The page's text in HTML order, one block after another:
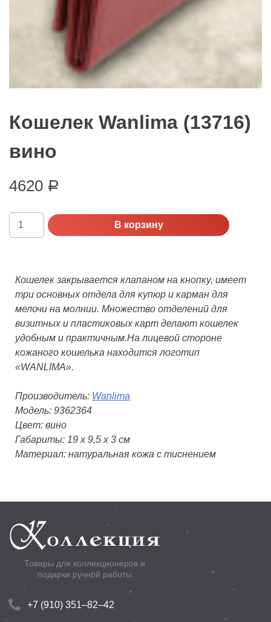
Кошелек Wanlima (13716)
вино
4620 Р
Количество
Кошелек
вино
В корзину
Кошелек закрывается клапаном на кнопку, имеет
три основных отдела для купюр и карман для
мелочи на молнии. Множество отделений для
визитных и пластиковых карт делают кошелек
удобным и практичным.На лицевой стороне
кожаного кошелька находится логотип
«WANLIMA».
Производитель: Wanlima
Модель: 9362364
Цвет: вино
Габариты: 19 х 9,5 х 3 см
Материал: натуральная кожа с тиснением
Товары для коллекционеров и
подарки ручной работы
+7 (910) 351–82–42